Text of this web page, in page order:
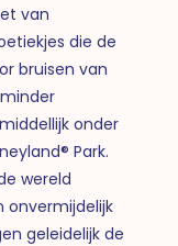
van
die de
bruisen van
onder
Park.
wereld
onvermijdelijk
geleidelijk de